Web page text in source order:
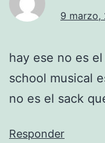
9 marzo,
hay ese no es
school musical
no es el sack
Responder